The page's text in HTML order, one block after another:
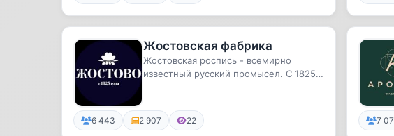
Жостовская фабрика
Жостовская роспись - всемирно
известный русский промысел. C 1825
6 443 2 907 22 7